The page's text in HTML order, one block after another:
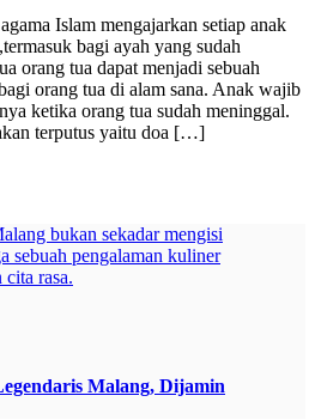
Islam mengajarkan setiap anak
bagi ayah yang sudah
orang tua dapat menjadi sebuah
orang tua di alam sana. Anak wajib
ketika orang tua sudah meninggal.
terputus yaitu doa […]
Malang, Dijamin